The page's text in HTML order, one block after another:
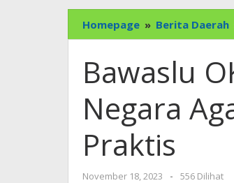
Homepage » Berita Daerah
Bawaslu
Negara
Praktis
November 18, 2023
oleh
-
556 Dilihat